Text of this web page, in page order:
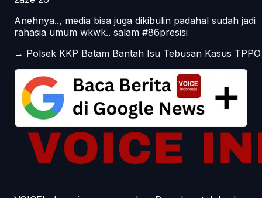
Anehnya.., media bisa juga dikibulin padahal sudah jadi
rahasia umum wkwk.. salam #86presisi
→ Polsek KKP Batam Bantah Isu Tebusan Kasus TPPO